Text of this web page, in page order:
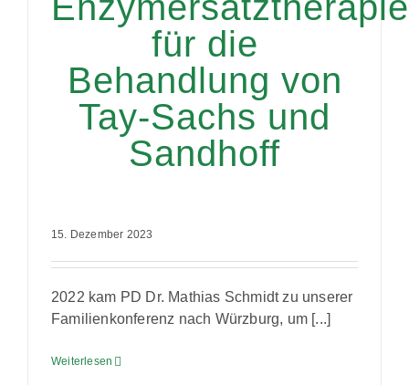
für die
Behandlung von
Tay-Sachs und
Sandhoff
15. Dezember 2023
2022 kam PD Dr. Mathias Schmidt zu unserer
Familienkonferenz nach Würzburg, um [...]
Weiterlesen